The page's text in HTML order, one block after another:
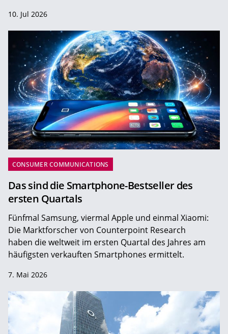
10. Jul 2026
CONSUMER COMMUNICATIONS
Das sind die Smartphone-Bestseller des
ersten Quartals
Fünfmal Samsung, viermal Apple und einmal Xiaomi:
Die Marktforscher von Counterpoint Research
haben die weltweit im ersten Quartal des Jahres am
häufigsten verkauften Smartphones ermittelt.
7. Mai 2026